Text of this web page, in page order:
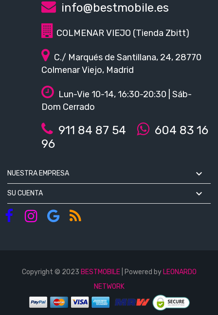
info@bestmobile.es
COLMENAR VIEJO (Tienda Zbitt)
C./ Marqués de Santillana, 24, 28770
Colmenar Viejo, Madrid
Lun-Vie 10-14, 16:30-20:30 | Sáb-
Dom Cerrado
911 84 87 54
604 83 16
96
NUESTRA EMPRESA 
SU CUENTA 
Copyright © 2023 BESTMOBILE| Powered by LEONARDO
NETWORK